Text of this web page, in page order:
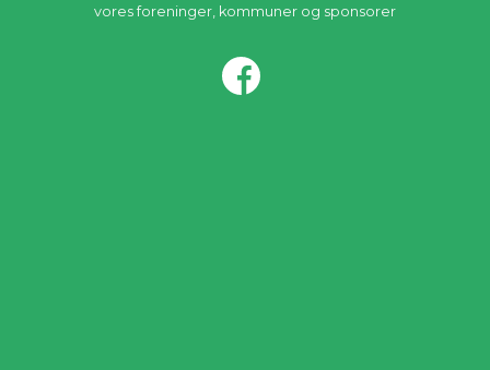
vores foreninger, kommuner og sponsorer